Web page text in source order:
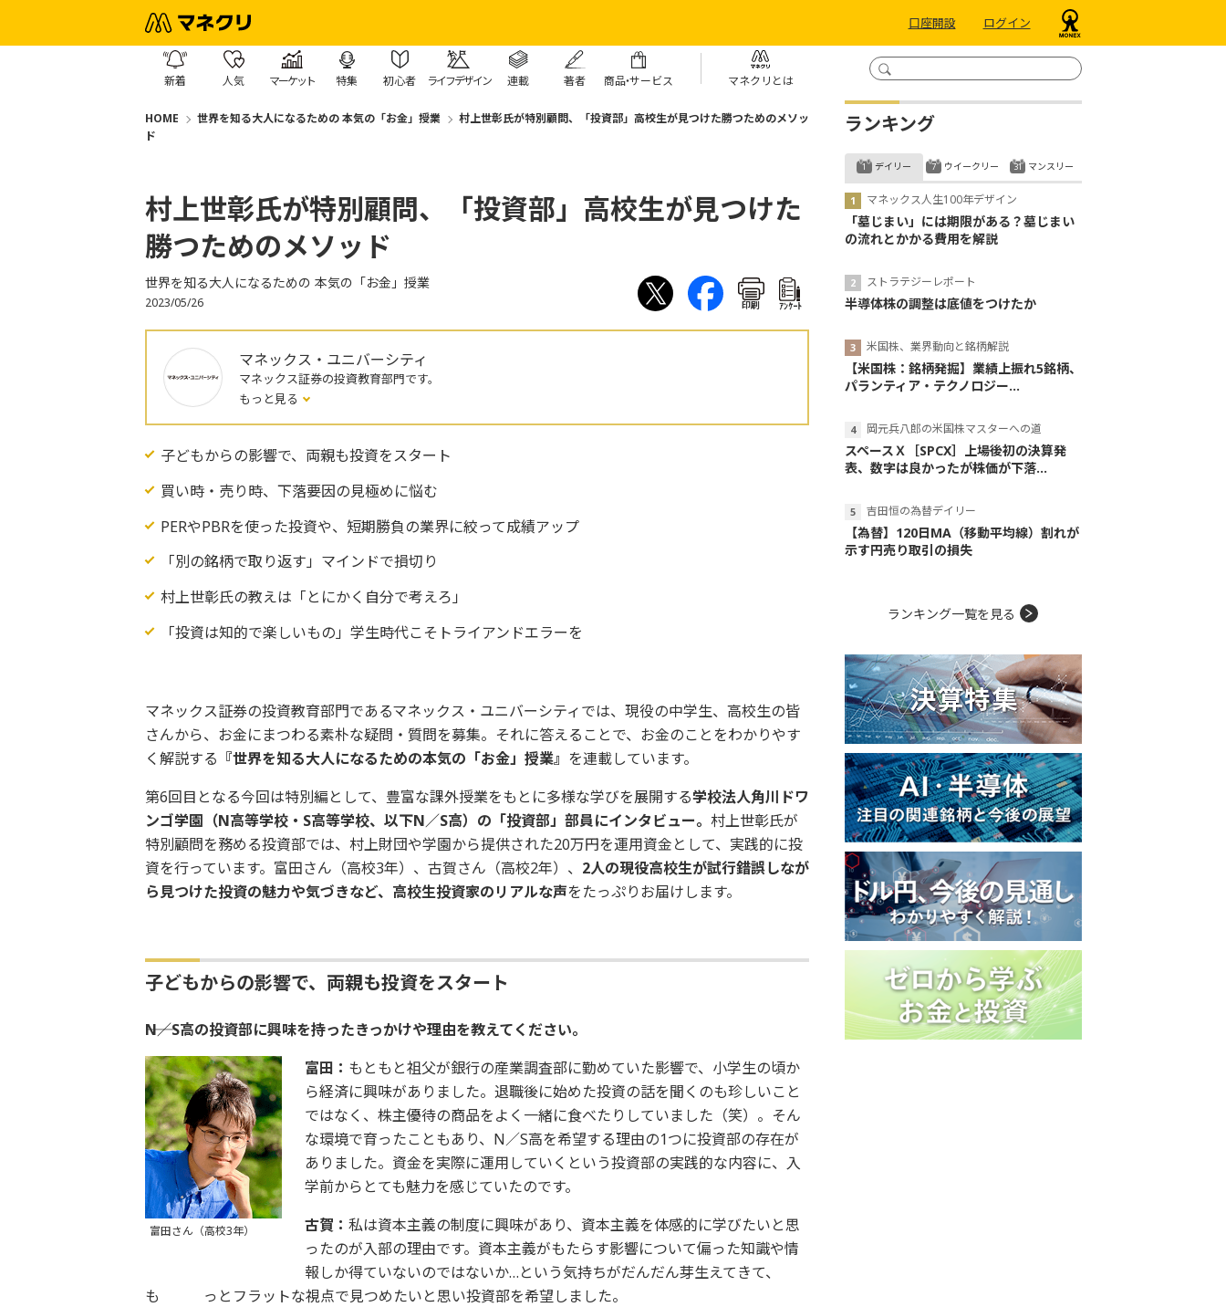
口座開設 ログイン
新着 人気 マーケット 特集 初心者 ライフデザイン 連載 著者 商品・サービス マネクリとは
HOME 世界を知る大人になるための 本気の「お金」授業
村上世彰氏が特別顧問、「投資部」高校生が見つけた勝つためのメソッ
ド
村上世彰氏が特別顧問、「投資部」高校生が見つけた
勝つためのメソッド
世界を知る大人になるための 本気の「お金」授業
2023/05/26 印刷 ｱﾝｹｰﾄ
マネックス・ユニバーシティ
マネックス証券の投資教育部門です。
もっと見る
子どもからの影響で、両親も投資をスタート
買い時・売り時、下落要因の見極めに悩む
PERやPBRを使った投資や、短期勝負の業界に絞って成績アップ
「別の銘柄で取り返す」マインドで損切り
村上世彰氏の教えは「とにかく自分で考えろ」
「投資は知的で楽しいもの」学生時代こそトライアンドエラーを
マネックス証券の投資教育部門であるマネックス・ユニバーシティでは、現役の中学生、高校生の皆
さんから、お金にまつわる素朴な疑問・質問を募集。それに答えることで、お金のことをわかりやす
く解説する 『世界を知る大人になるための本気の「お金」授業』 を連載しています。
第6回目となる今回は特別編として、豊富な課外授業をもとに多様な学びを展開する学校法人角川ドワ
ンゴ学園（N高等学校・S高等学校、以下N／S高）の「投資部」部員にインタビュー。 村上世彰氏が
特別顧問を務める投資部では、村上財団や学園から提供された20万円を運用資金として、実践的に投
資を行っています。富田さん（高校3年）、古賀さん（高校2年）、 2人の現役高校生が試行錯誤しなが
ら見つけた投資の魅力や気づきなど、高校生投資家のリアルな声をたっぷりお届けします。
子どもからの影響で、両親も投資をスタート
――N／S高の投資部に興味を持ったきっかけや理由を教えてください。
富田さん（高校3年）
富田： もともと祖父が銀行の産業調査部に勤めていた影響で、小学生の頃か
ら経済に興味がありました。退職後に始めた投資の話を聞くのも珍しいこと
ではなく、株主優待の商品をよく一緒に食べたりしていました（笑）。そん
な環境で育ったこともあり、N／S高を希望する理由の1つに投資部の存在が
ありました。資金を実際に運用していくという投資部の実践的な内容に、入
学前からとても魅力を感じていたのです。
古賀： 私は資本主義の制度に興味があり、資本主義を体感的に学びたいと思
ったのが入部の理由です。資本主義がもたらす影響について偏った知識や情
報しか得ていないのではないか…という気持ちがだんだん芽生えてきて、
も っとフラットな視点で見つめたいと思い投資部を希望しました。
ランキング
デイリー
マネックス人生100年デザイン
「墓じまい」には期限がある？墓じまい
の流れとかかる費用を解説
ストラテジーレポート
半導体株の調整は底値をつけたか
米国株、業界動向と銘柄解説
【米国株：銘柄発掘】業績上振れ5銘柄、
パランティア・テクノロジー...
岡元兵八郎の米国株マスターへの道
スペースＸ［SPCX］上場後初の決算発
表、数字は良かったが株価が下落...
吉田恒の為替デイリー
【為替】120日MA（移動平均線）割れが
示す円売り取引の損失
ウイークリー マンスリー
ランキング一覧を見る